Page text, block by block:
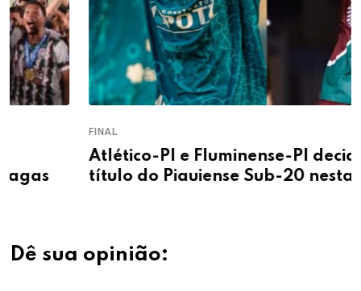
Atlético-PI e Fluminense-PI decidem o
título do Piauiense Sub-20 nesta terça (4)
Dê sua opinião: